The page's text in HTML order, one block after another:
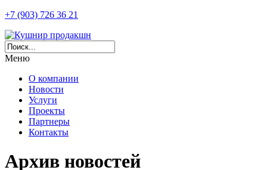
+7 (903) 726 36 21
Меню
О компании
Новости
Услуги
Проекты
Партнеры
Контакты
Архив новостей